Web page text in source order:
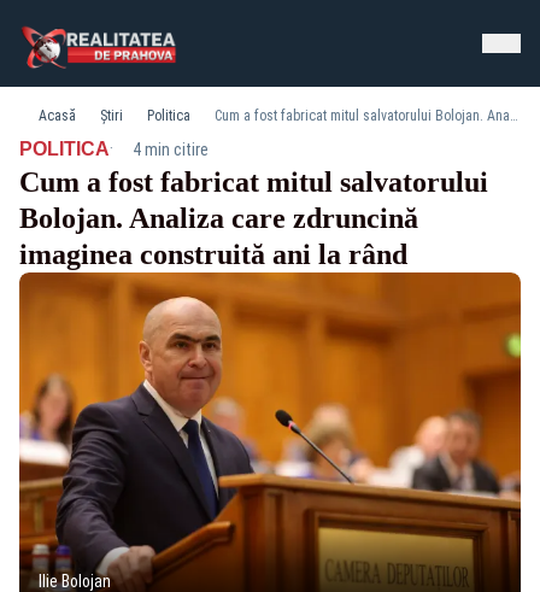
Acasă Știri Politica Cum a fost fabricat mitul salvatorului Bolojan. Analiza care zdruncină imaginea construită ani la rând
POLITICA· 4 min citire
Cum a fost fabricat mitul salvatorului
Bolojan. Analiza care zdruncină
imaginea construită ani la rând
Ilie Bolojan